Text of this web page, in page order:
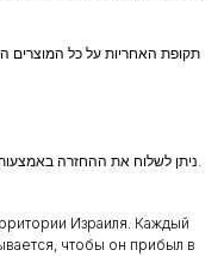
ניתן לשלוח את ההחזרה באמצעות חברת משלוחים או להביא באופן אישי לנקודת איסוף.
Израиля. Каждый
чтобы он прибыл в